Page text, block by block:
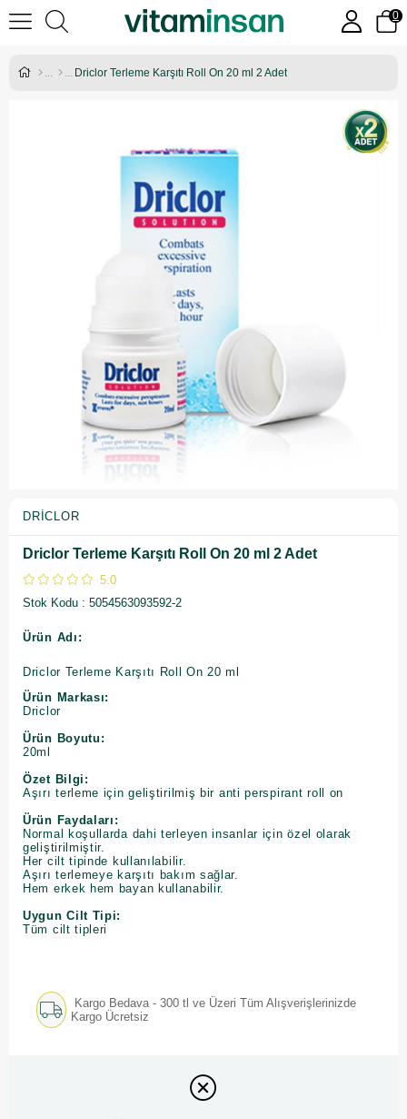
0
Driclor Terleme Karşıtı Roll On 20 ml 2 Adet
DRICLOR
Driclor Terleme Karşıtı Roll On 20 ml 2 Adet
5.0
Stok Kodu
5054563093592-2
Ürün Adı:
Driclor Terleme Karşıtı Roll On 20 ml
Ürün Markası:
Driclor
Ürün Boyutu:
20ml
Özet Bilgi:
Aşırı terleme için geliştirilmiş bir anti perspirant roll on
Ürün Faydaları:
Normal koşullarda dahi terleyen insanlar için özel olarak
geliştirilmiştir.
Her cilt tipinde kullanılabilir.
Aşırı terlemeye karşıtı bakım sağlar.
Hem erkek hem bayan kullanabilir.
Uygun Cilt Tipi:
Tüm cilt tipleri
Kargo Bedava - 300 tl ve Üzeri Tüm Alışverişlerinizde
Kargo Ücretsiz